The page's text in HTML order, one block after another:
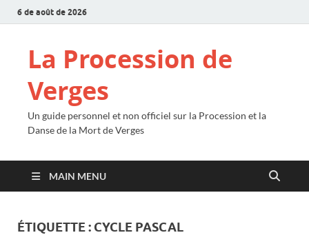
6 de août de 2026
La Procession de
Verges
Un guide personnel et non officiel sur la Procession et la
Danse de la Mort de Verges
MAIN MENU
ÉTIQUETTE : CYCLE PASCAL